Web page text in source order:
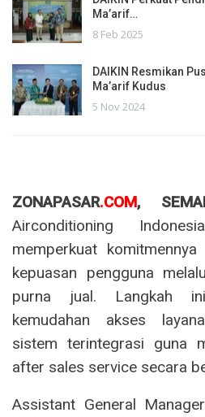
Ma’arif…
8 Feb 2025
DAIKIN Resmikan
Ma’arif Kudus
5 Nov 2024
ZONAPASAR.COM,
Airconditioning
memperkuat
kepuasan pengguna
purna jual. Langkah
kemudahan akses
sistem terintegrasi guna
after sales service secara
Assistant General